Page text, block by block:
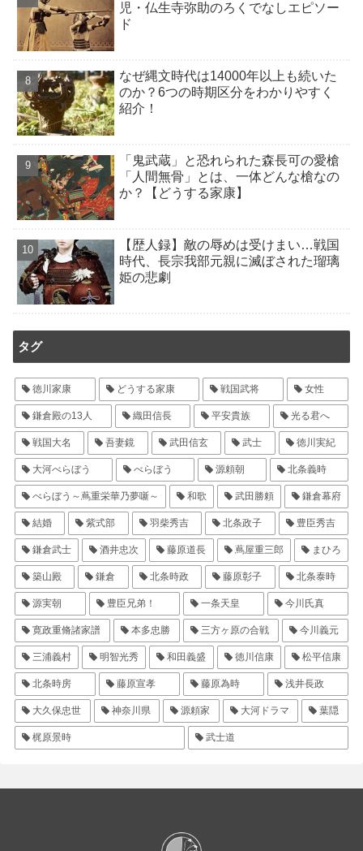
児・仏生寺弥助のろくでなしエピソー
ド
なぜ縄文時代は14000年以上も続いた
のか？6つの時期区分をわかりやすく
紹介！
「鬼武蔵」と恐れられた森長可の愛槍
「人間無骨」とは、一体どんな槍なの
か？【どうする家康】
【歴人録】敵の辱めは受けまい…戦国
時代、長宗我部元親に滅ぼされた瑠璃
姫の悲劇
タグ
徳川家康 どうする家康 戦国武将 女性
鎌倉殿の13人 織田信長 平安貴族 光る君へ
戦国大名 吾妻鏡 武田信玄 武士 徳川実紀
大河べらぼう べらぼう 源頼朝 北条義時
べらぼう～蔦重栄華乃夢噺～ 和歌 武田勝頼 鎌倉幕府
結婚 紫式部 羽柴秀吉 北条政子 豊臣秀吉
鎌倉武士 酒井忠次 藤原道長 蔦屋重三郎 まひろ
築山殿 鎌倉 北条時政 藤原彰子 北条泰時
源実朝 豊臣兄弟！ 一条天皇 今川氏真
寛政重脩諸家譜 本多忠勝 三方ヶ原の合戦 今川義元
三浦義村 明智光秀 和田義盛 徳川信康 松平信康
北条時房 藤原宣孝 藤原為時 浅井長政
大久保忠世 神奈川県 源頼家 大河ドラマ 葉隠
梶原景時 武士道